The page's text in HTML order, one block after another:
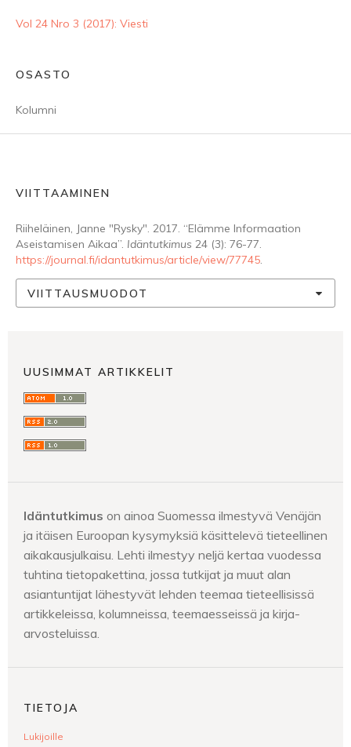
Vol 24 Nro 3 (2017): Viesti
OSASTO
Kolumni
VIITTAAMINEN
Riiheläinen, Janne "Rysky". 2017. “Elämme Informaation
Aseistamisen Aikaa”. Idäntutkimus 24 (3): 76-77.
https://journal.fi/idantutkimus/article/view/77745.
VIITTAUSMUODOT
UUSIMMAT ARTIKKELIT
Idäntutkimus on ainoa Suomessa ilmestyvä Venäjän
ja itäisen Euroopan kysymyksiä käsittelevä tieteellinen
aikakausjulkaisu. Lehti ilmestyy neljä kertaa vuodessa
tuhtina tietopakettina, jossa tutkijat ja muut alan
asiantuntijat lähestyvät lehden teemaa tieteellisissä
artikkeleissa, kolumneissa, teemaesseissä ja kirja-
arvosteluissa.
TIETOJA
Lukijoille